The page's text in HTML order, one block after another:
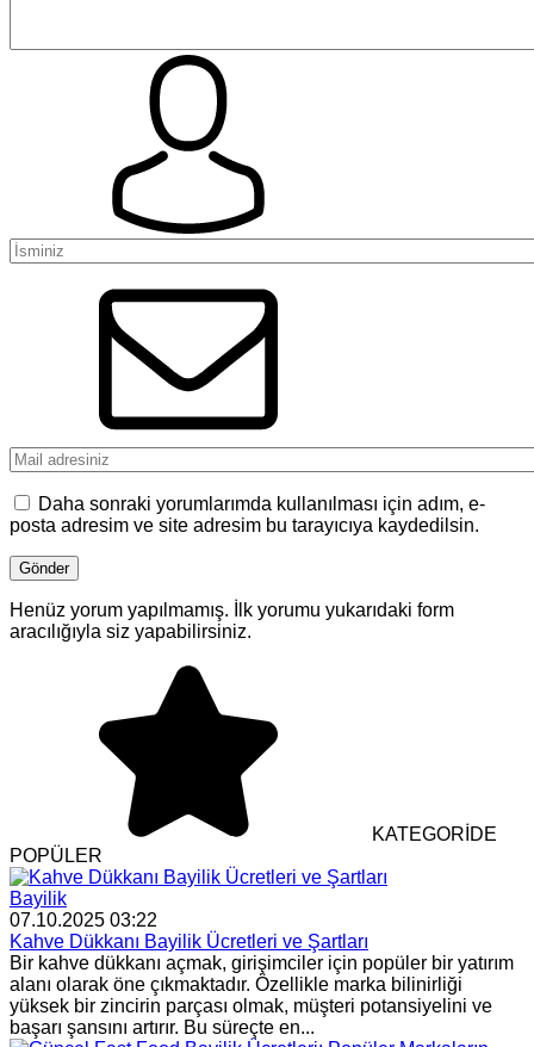
Daha sonraki yorumlarımda kullanılması için adım, e-
posta adresim ve site adresim bu tarayıcıya kaydedilsin.
Henüz yorum yapılmamış. İlk yorumu yukarıdaki form
aracılığıyla siz yapabilirsiniz.
KATEGORİDE
POPÜLER
Bayilik
07.10.2025 03:22
Kahve Dükkanı Bayilik Ücretleri ve Şartları
Bir kahve dükkanı açmak, girişimciler için popüler bir yatırım
alanı olarak öne çıkmaktadır. Özellikle marka bilinirliği
yüksek bir zincirin parçası olmak, müşteri potansiyelini ve
başarı şansını artırır. Bu süreçte en...